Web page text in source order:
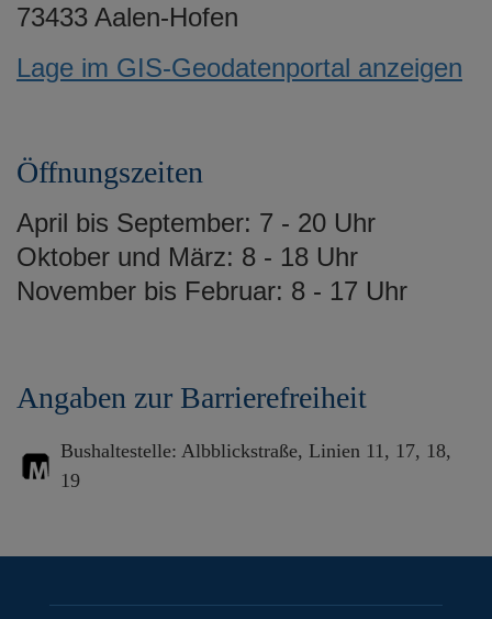
73433 Aalen-Hofen
Lage im GIS-Geodatenportal anzeigen
Öffnungszeiten
April bis September: 7 - 20 Uhr
Oktober und März: 8 - 18 Uhr
November bis Februar: 8 - 17 Uhr
Angaben zur Barrierefreiheit
Bushaltestelle: Albblickstraße, Linien 11, 17, 18,
19